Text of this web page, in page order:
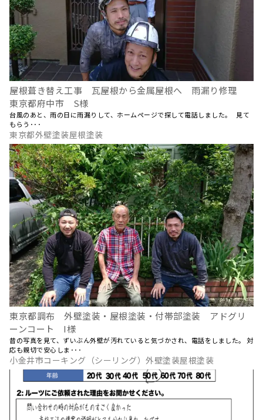
屋根葺き替え工事 瓦屋根から金属屋根へ 雨漏り修理
東京都府中市 S様
台風のあと、雨の日に雨漏りして、ホームページで探して電話しました。 見て
もらう･･･
東京都外壁塗装屋根塗装
東京都調布 外壁塗装・屋根塗装・付帯部塗装 アドグリ
ーンコート I様
昔の写真を見て、ずいぶん外壁が汚れていると気づかされ、電話をしました。 対
応も親切で安心しま･･･
小金井市コーキング（シーリング）外壁塗装屋根塗装